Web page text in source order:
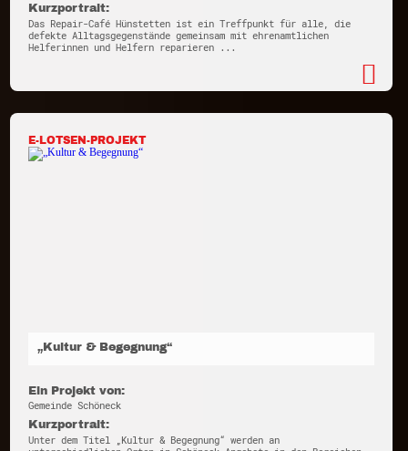
Kurzportrait:
Das Repair-Café Hünstetten ist ein Treffpunkt für alle, die
defekte Alltagsgegenstände gemeinsam mit ehrenamtlichen
Helferinnen und Helfern reparieren ...
E-LOTSEN-PROJEKT
„Kultur & Begegnung“
Ein Projekt von:
Gemeinde Schöneck
Kurzportrait:
Unter dem Titel „Kultur & Begegnung“ werden an